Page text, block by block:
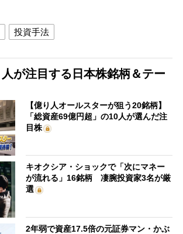
投資手法
人が注目する日本株銘柄＆テー
【億り人オールスターが狙う20銘柄】
「総資産69億円超」の10人が選んだ注
目株
キオクシア・ショックで「次にマネー
が流れる」16銘柄 凄腕投資家3名が厳
選
2年弱で資産17.5倍の元証券マン・かぶ